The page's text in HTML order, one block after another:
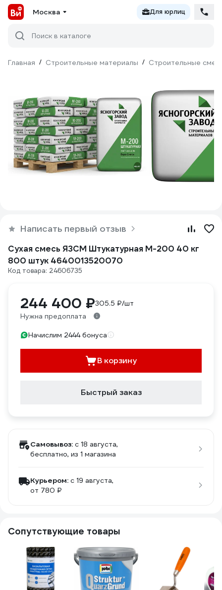
Москва Для юрлиц
Поиск в каталоге
Главная / Строительные материалы / Строительные
Написать первый отзыв
Сухая смесь ЯЗСМ Штукатурная М-200 40 кг
800 штук 4640013520070
Код товара: 24606735
244 400 ₽305.5 ₽/шт
Нужна предоплата
Начислим 2444 бонуса
В корзину
Быстрый заказ
Самовывоз: c 18 августа,
бесплатно, из 1 магазина
Курьером: c 19 августа,
от 780 ₽
Сопутствующие товары